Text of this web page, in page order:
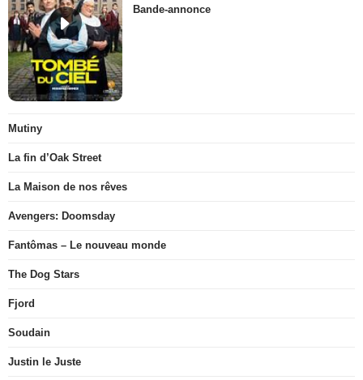
Bande-annonce
Mutiny
La fin d’Oak Street
La Maison de nos rêves
Avengers: Doomsday
Fantômas – Le nouveau monde
The Dog Stars
Fjord
Soudain
Justin le Juste